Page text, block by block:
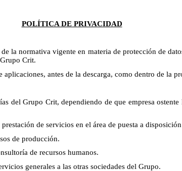
POLÍTICA DE PRIVACIDAD
normativa vigente en materia de protección de
Crit.
antes de la descarga, como dentro de la
del Grupo Crit, dependiendo de que empresa
de servicios en el área de puesta a
de producción.
de recursos humanos.
generales a las otras sociedades del Grupo.